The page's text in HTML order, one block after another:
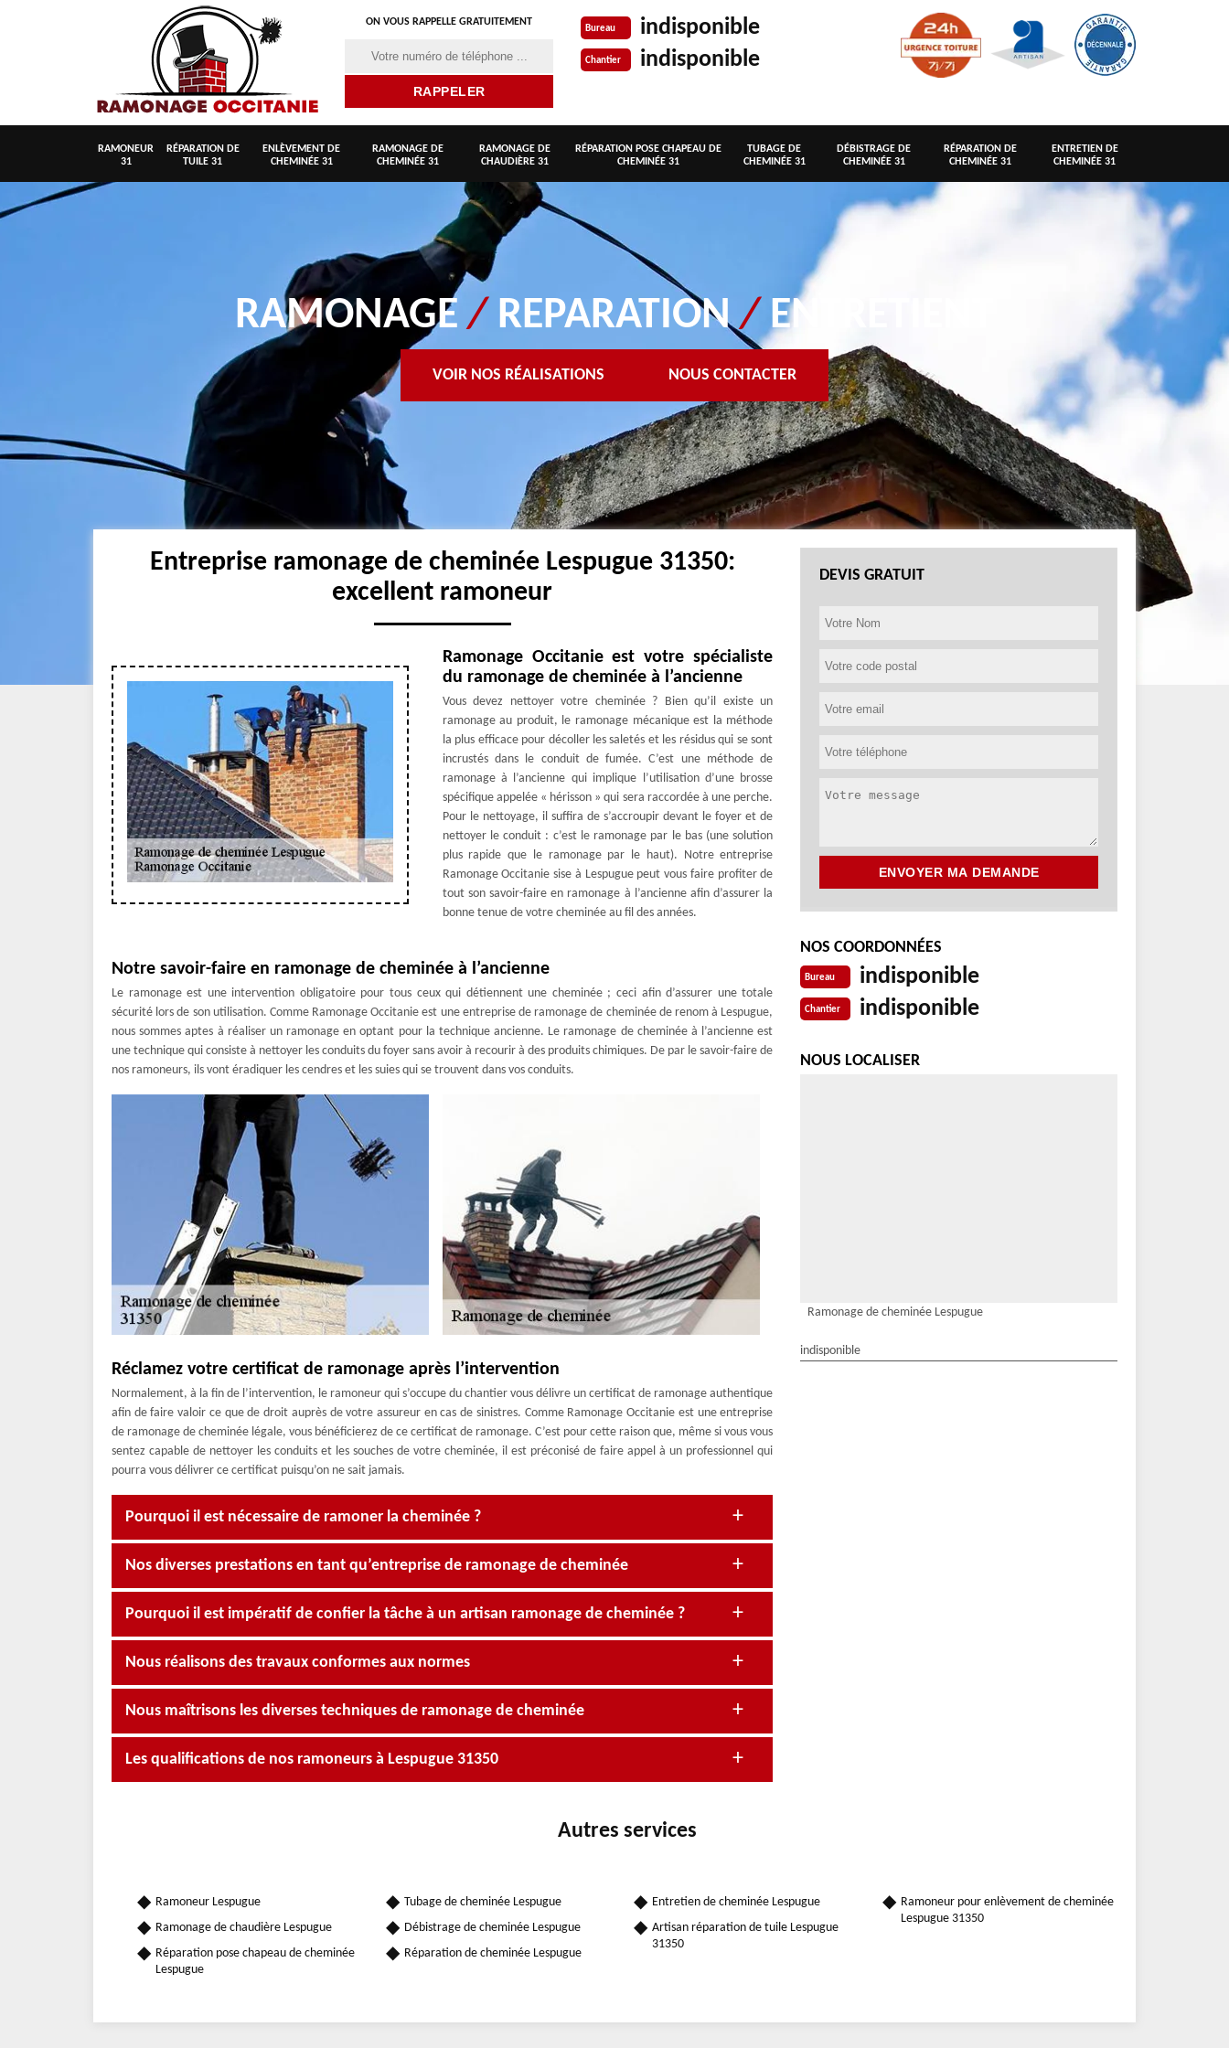
ON VOUS RAPPELLE GRATUITEMENT
Bureau indisponible
Chantier indisponible
RAMONEUR
31
RÉPARATION DE
TUILE 31
ENLÈVEMENT DE
CHEMINÉE 31
RAMONAGE DE
CHEMINÉE 31
RAMONAGE DE
CHAUDIÈRE 31
RÉPARATION POSE CHAPEAU DE
CHEMINÉE 31
TUBAGE DE
CHEMINÉE 31
DÉBISTRAGE DE
CHEMINÉE 31
RÉPARATION DE
CHEMINÉE 31
ENTRETIEN DE
CHEMINÉE 31
RAMONAGE/ REPARATION/ ENTRETIENT
VOIR NOS RÉALISATIONS NOUS CONTACTER
Entreprise ramonage de cheminée Lespugue 31350:
excellent ramoneur
Ramonage Occitanie est votre spécialiste
du ramonage de cheminée à l’ancienne
Vous devez nettoyer votre cheminée ? Bien qu’il existe un
ramonage au produit, le ramonage mécanique est la méthode
la plus efficace pour décoller les saletés et les résidus qui se sont
incrustés dans le conduit de fumée. C’est une méthode de
ramonage à l’ancienne qui implique l’utilisation d’une brosse
spécifique appelée « hérisson » qui sera raccordée à une perche.
Pour le nettoyage, il suffira de s’accroupir devant le foyer et de
nettoyer le conduit : c’est le ramonage par le bas (une solution
plus rapide que le ramonage par le haut). Notre entreprise
Ramonage Occitanie sise à Lespugue peut vous faire profiter de
tout son savoir-faire en ramonage à l’ancienne afin d’assurer la
bonne tenue de votre cheminée au fil des années.
Notre savoir-faire en ramonage de cheminée à l’ancienne
Le ramonage est une intervention obligatoire pour tous ceux qui détiennent une cheminée ; ceci afin d’assurer une totale
sécurité lors de son utilisation. Comme Ramonage Occitanie est une entreprise de ramonage de cheminée de renom à Lespugue,
nous sommes aptes à réaliser un ramonage en optant pour la technique ancienne. Le ramonage de cheminée à l’ancienne est
une technique qui consiste à nettoyer les conduits du foyer sans avoir à recourir à des produits chimiques. De par le savoir-faire de
nos ramoneurs, ils vont éradiquer les cendres et les suies qui se trouvent dans vos conduits.
Réclamez votre certificat de ramonage après l’intervention
Normalement, à la fin de l’intervention, le ramoneur qui s’occupe du chantier vous délivre un certificat de ramonage authentique
afin de faire valoir ce que de droit auprès de votre assureur en cas de sinistres. Comme Ramonage Occitanie est une entreprise
de ramonage de cheminée légale, vous bénéficierez de ce certificat de ramonage. C’est pour cette raison que, même si vous vous
sentez capable de nettoyer les conduits et les souches de votre cheminée, il est préconisé de faire appel à un professionnel qui
pourra vous délivrer ce certificat puisqu’on ne sait jamais.
Pourquoi il est nécessaire de ramoner la cheminée ?
Nos diverses prestations en tant qu’entreprise de ramonage de cheminée
Pourquoi il est impératif de confier la tâche à un artisan ramonage de cheminée ?
Nous réalisons des travaux conformes aux normes
Nous maîtrisons les diverses techniques de ramonage de cheminée
Les qualifications de nos ramoneurs à Lespugue 31350
DEVIS GRATUIT
NOS COORDONNÉES
Bureau indisponible
Chantier indisponible
NOUS LOCALISER
Ramonage de cheminée Lespugue
indisponible
Autres services
Ramoneur Lespugue
Ramonage de chaudière Lespugue
Réparation pose chapeau de cheminée
Lespugue
Tubage de cheminée Lespugue
Débistrage de cheminée Lespugue
Réparation de cheminée Lespugue
Entretien de cheminée Lespugue
Artisan réparation de tuile Lespugue
31350
Ramoneur pour enlèvement de cheminée
Lespugue 31350